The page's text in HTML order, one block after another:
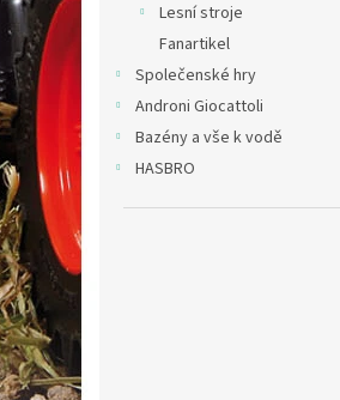
Lesní stroje
Fanartikel
Společenské hry
Androni Giocattoli
Bazény a vše k vodě
HASBRO